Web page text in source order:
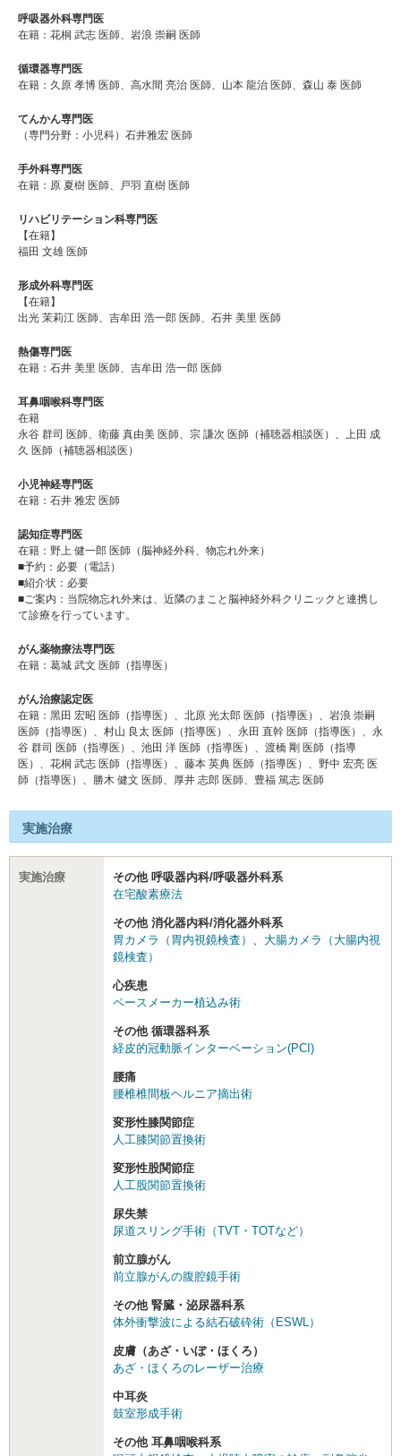
呼吸器外科専門医
在籍：花桐 武志 医師、岩浪 崇嗣 医師
循環器専門医
在籍：久原 孝博 医師、高水間 亮治 医師、山本 龍治 医師、森山 泰 医師
てんかん専門医
（専門分野：小児科）石井雅宏 医師
手外科専門医
在籍：原 夏樹 医師、戸羽 直樹 医師
リハビリテーション科専門医
【在籍】
福田 文雄 医師
形成外科専門医
【在籍】
出光 茉莉江 医師、吉牟田 浩一郎 医師、石井 美里 医師
熱傷専門医
在籍：石井 美里 医師、吉牟田 浩一郎 医師
耳鼻咽喉科専門医
在籍
永谷 群司 医師、衛藤 真由美 医師、宗 謙次 医師（補聴器相談医）、上田 成
久 医師（補聴器相談医）
小児神経専門医
在籍：石井 雅宏 医師
認知症専門医
在籍：野上 健一郎 医師（脳神経外科、物忘れ外来）
■予約：必要（電話）
■紹介状：必要
■ご案内：当院物忘れ外来は、近隣のまこと脳神経外科クリニックと連携し
て診療を行っています。
がん薬物療法専門医
在籍：葛城 武文 医師（指導医）
がん治療認定医
在籍：⿊⽥ 宏昭 医師（指導医）、北原 光太郎 医師（指導医）、岩浪 崇嗣
医師（指導医）、村⼭ 良太 医師（指導医）、永⽥ 直幹 医師（指導医）、永
⾕ 群司 医師（指導医）、池⽥ 洋 医師（指導医）、渡橋 剛 医師（指導
医）、花桐 武志 医師（指導医）、藤本 英典 医師（指導医）、野中 宏亮 医
師（指導医）、勝木 健⽂ 医師、厚井 志郎 医師、豊福 篤志 医師
実施治療
実施治療
その他 呼吸器内科/呼吸器外科系
在宅酸素療法
その他 消化器内科/消化器外科系
胃カメラ（胃内視鏡検査）
大腸カメラ（大腸内視
鏡検査）
心疾患
ペースメーカー植込み術
その他 循環器科系
経皮的冠動脈インターベーション(PCI)
腰痛
腰椎椎間板ヘルニア摘出術
変形性膝関節症
人工膝関節置換術
変形性股関節症
人工股関節置換術
尿失禁
尿道スリング手術（TVT・TOTなど）
前立腺がん
前立腺がんの腹腔鏡手術
その他 腎臓・泌尿器科系
体外衝撃波による結石破砕術（ESWL）
皮膚（あざ・いぼ・ほくろ）
あざ・ほくろのレーザー治療
中耳炎
鼓室形成手術
その他 耳鼻咽喉科系